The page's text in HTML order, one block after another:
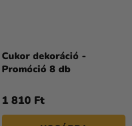
Cukor dekoráció -
Promóció 8 db
1 810 Ft